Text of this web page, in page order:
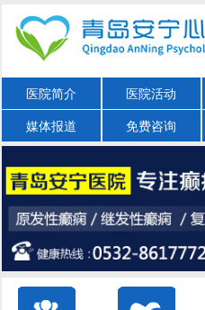
医院简介 医院活动
媒体报道 免费咨询